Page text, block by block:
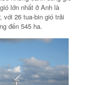
lớn nhất ở Anh là
với 26 tua-bin gió trải
đến 545 ha.